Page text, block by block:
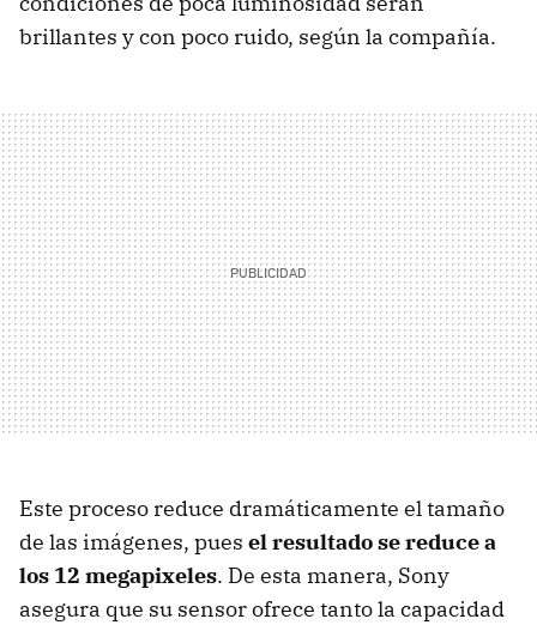
brillantes y con poco ruido, según la compañía.
Este proceso reduce dramáticamente el tamaño
de las imágenes, pues el resultado se reduce a
los 12 megapixeles. De esta manera, Sony
asegura que su sensor ofrece tanto la capacidad